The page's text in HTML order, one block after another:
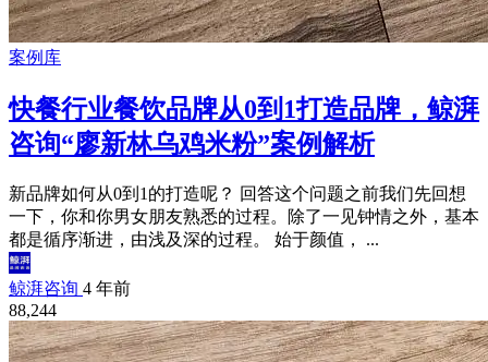
案例库
快餐行业餐饮品牌从0到1打造品牌，鲸湃
咨询“廖新林乌鸡米粉”案例解析
新品牌如何从0到1的打造呢？ 回答这个问题之前我们先回想
一下，你和你男女朋友熟悉的过程。除了一见钟情之外，基本
都是循序渐进，由浅及深的过程。 始于颜值， ...
鲸湃咨询 4 年前
88,244